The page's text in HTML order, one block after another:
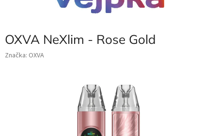
OXVA NeXlim - Rose Gold
Značka: OXVA